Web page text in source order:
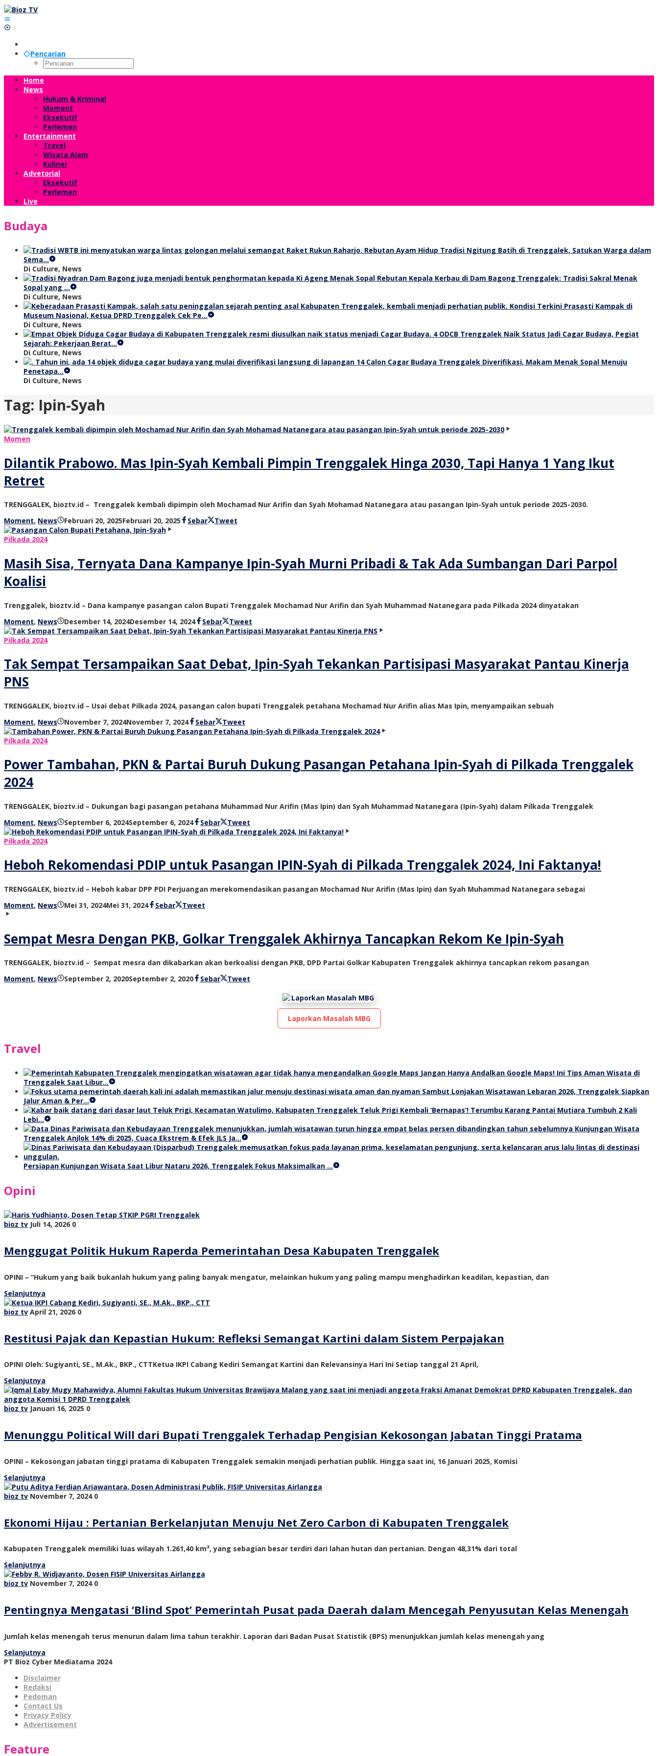
Lewati
ke
konten
Pencarian
Home
News
Hukum & Kriminal
Moment
Eksekutif
Perlemen
Entertainment
Travel
Wisata Alam
Kuliner
Advetorial
Eksekutif
Perlemen
Live
Budaya
Rebutan Ayam Hidup Tradisi Ngitung Batih di Trenggalek, Satukan Warga dalam
Sema…
Di Culture, News
Rebutan Kepala Kerbau di Dam Bagong Trenggalek: Tradisi Sakral Menak
Sopal yang …
Di Culture, News
Kondisi Terkini Prasasti Kampak di
Museum Nasional, Ketua DPRD Trenggalek Cek Pe…
Di Culture, News
4 ODCB Trenggalek Naik Status Jadi Cagar Budaya, Pegiat
Sejarah: Pekerjaan Berat…
Di Culture, News
14 Calon Cagar Budaya Trenggalek Diverifikasi, Makam Menak Sopal Menuju
Penetapa…
Di Culture, News
Tag: Ipin-Syah
Momen
Dilantik Prabowo. Mas Ipin-Syah Kembali Pimpin Trenggalek Hinga 2030, Tapi Hanya 1 Yang Ikut
Retret
TRENGGALEK, bioztv.id – Trenggalek kembali dipimpin oleh Mochamad Nur Arifin dan Syah Mohamad Natanegara atau pasangan Ipin-Syah untuk periode 2025-2030.
Moment, News Februari 20, 2025Februari 20, 2025 olehSebar
Tweet
Pilkada 2024
Masih Sisa, Ternyata Dana Kampanye Ipin-Syah Murni Pribadi & Tak Ada Sumbangan Dari Parpol
Koalisi
Trenggalek, bioztv.id – Dana kampanye pasangan calon Bupati Trenggalek Mochamad Nur Arifin dan Syah Muhammad Natanegara pada Pilkada 2024 dinyatakan
Moment, News Desember 14, 2024Desember 14, 2024oleh
bioz
Sebar
Tweet
Pilkada 2024
Tak Sempat Tersampaikan Saat Debat, Ipin-Syah Tekankan Partisipasi Masyarakat Pantau Kinerja
PNS
TRENGGALEK, bioztv.id – Usai debat Pilkada 2024, pasangan calon bupati Trenggalek petahana Mochamad Nur Arifin alias Mas Ipin, menyampaikan sebuah
Moment, News November 7, 2024November 7, 2024oleh
bioz
Sebar
Tweet
Pilkada 2024
Power Tambahan, PKN & Partai Buruh Dukung Pasangan Petahana Ipin-Syah di Pilkada Trenggalek
2024
TRENGGALEK, bioztv.id – Dukungan bagi pasangan petahana Muhammad Nur Arifin (Mas Ipin) dan Syah Muhammad Natanegara (Ipin-Syah) dalam Pilkada Trenggalek
Moment, News September 6, 2024September 6, 2024oleh
bioz
Sebar
Tweet
Pilkada 2024
Heboh Rekomendasi PDIP untuk Pasangan IPIN-Syah di Pilkada Trenggalek 2024, Ini Faktanya!
TRENGGALEK, bioztv.id – Heboh kabar DPP PDI Perjuangan merekomendasikan pasangan Mochamad Nur Arifin (Mas Ipin) dan Syah Muhammad Natanegara sebagai
Moment, News Mei 31, 2024Mei 31, 2024olehSebar Tweet
Sempat Mesra Dengan PKB, Golkar Trenggalek Akhirnya Tancapkan Rekom Ke Ipin-Syah
TRENGGALEK, bioztv.id – Sempat mesra dan dikabarkan akan berkoalisi dengan PKB, DPD Partai Golkar Kabupaten Trenggalek akhirnya tancapkan rekom pasangan
Moment, News September 2, 2020September 2, 2020olehSebar Tweet
Laporkan Masalah MBG
Travel
Jangan Hanya Andalkan Google Maps! Ini Tips Aman Wisata di
Trenggalek Saat Libur…
Sambut Lonjakan Wisatawan Lebaran 2026, Trenggalek Siapkan
Jalur Aman & Per…
Teluk Prigi Kembali ‘Bernapas’! Terumbu Karang Pantai Mutiara Tumbuh 2 Kali
Lebi…
Kunjungan Wisata
Trenggalek Anjlok 14% di 2025, Cuaca Ekstrem & Efek JLS Ja…
Persiapan Kunjungan Wisata Saat Libur Nataru 2026, Trenggalek Fokus Maksimalkan …
Opini
bioz tv Juli 14, 2026 0
Menggugat Politik Hukum Raperda Pemerintahan Desa Kabupaten Trenggalek
OPINI – “Hukum yang baik bukanlah hukum yang paling banyak mengatur, melainkan hukum yang paling mampu menghadirkan keadilan, kepastian, dan
Selanjutnya
bioz tv April 21, 2026 0
Restitusi Pajak dan Kepastian Hukum: Refleksi Semangat Kartini dalam Sistem Perpajakan
OPINI Oleh: Sugiyanti, SE., M.Ak., BKP., CTTKetua IKPI Cabang Kediri Semangat Kartini dan Relevansinya Hari Ini Setiap tanggal 21 April,
Selanjutnya
bioz tv Januari 16, 2025 0
Menunggu Political Will dari Bupati Trenggalek Terhadap Pengisian Kekosongan Jabatan Tinggi Pratama
OPINI – Kekosongan jabatan tinggi pratama di Kabupaten Trenggalek semakin menjadi perhatian publik. Hingga saat ini, 16 Januari 2025, Komisi
Selanjutnya
bioz tv November 7, 2024 0
Ekonomi Hijau : Pertanian Berkelanjutan Menuju Net Zero Carbon di Kabupaten Trenggalek
Kabupaten Trenggalek memiliki luas wilayah 1.261,40 km², yang sebagian besar terdiri dari lahan hutan dan pertanian. Dengan 48,31% dari total
Selanjutnya
bioz tv November 7, 2024 0
Pentingnya Mengatasi ‘Blind Spot’ Pemerintah Pusat pada Daerah dalam Mencegah Penyusutan Kelas Menengah
Jumlah kelas menengah terus menurun dalam lima tahun terakhir. Laporan dari Badan Pusat Statistik (BPS) menunjukkan jumlah kelas menengah yang
Selanjutnya
PT Bioz Cyber Mediatama 2024
Disclaimer
Redaksi
Pedoman
Contact Us
Privacy Policy
Advertisement
Feature